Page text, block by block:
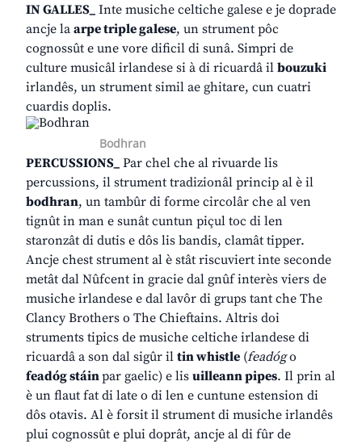
IN GALLES_ Inte musiche celtiche galese e je doprade
ancje la arpe triple galese, un strument pôc
cognossût e une vore dificil di sunâ. Simpri de
culture musicâl irlandese si à di ricuardâ il bouzuki
irlandês, un strument simil ae ghitare, cun cuatri
cuardis doplis.
Bodhran
PERCUSSIONS_ Par chel che al rivuarde lis
percussions, il strument tradizionâl princip al è il
bodhran, un tambûr di forme circolâr che al ven
tignût in man e sunât cuntun piçul toc di len
staronzât di dutis e dôs lis bandis, clamât tipper.
Ancje chest strument al è stât riscuviert inte seconde
metât dal Nûfcent in gracie dal gnûf interès viers de
musiche irlandese e dal lavôr di grups tant che The
Clancy Brothers o The Chieftains. Altris doi
struments tipics de musiche celtiche irlandese di
ricuardâ a son dal sigûr il tin whistle (feadógo
feadóg stáinpar gaelic) e lis uilleann pipes. Il prin al
è un flaut fat di late o di len e cuntune estension di
dôs otavis. Al è forsit il strument di musiche irlandês
plui cognossût e plui doprât, ancje al di fûr de